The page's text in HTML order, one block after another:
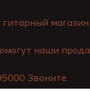
наши
Звоните.